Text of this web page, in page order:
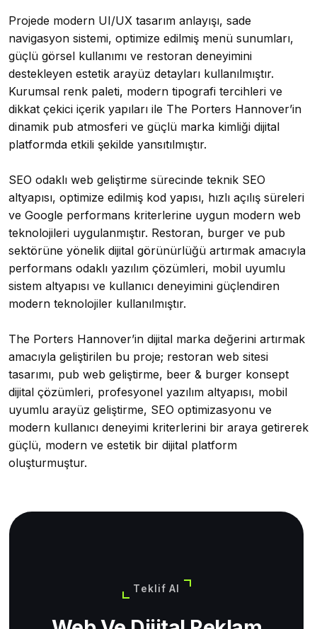
Projede modern UI/UX tasarım anlayışı, sade
navigasyon sistemi, optimize edilmiş menü sunumları,
güçlü görsel kullanımı ve restoran deneyimini
destekleyen estetik arayüz detayları kullanılmıştır.
Kurumsal renk paleti, modern tipografi tercihleri ve
dikkat çekici içerik yapıları ile The Porters Hannover’in
dinamik pub atmosferi ve güçlü marka kimliği dijital
platformda etkili şekilde yansıtılmıştır.
SEO odaklı web geliştirme sürecinde teknik SEO
altyapısı, optimize edilmiş kod yapısı, hızlı açılış süreleri
ve Google performans kriterlerine uygun modern web
teknolojileri uygulanmıştır. Restoran, burger ve pub
sektörüne yönelik dijital görünürlüğü artırmak amacıyla
performans odaklı yazılım çözümleri, mobil uyumlu
sistem altyapısı ve kullanıcı deneyimini güçlendiren
modern teknolojiler kullanılmıştır.
The Porters Hannover’in dijital marka değerini artırmak
amacıyla geliştirilen bu proje; restoran web sitesi
tasarımı, pub web geliştirme, beer & burger konsept
dijital çözümleri, profesyonel yazılım altyapısı, mobil
uyumlu arayüz geliştirme, SEO optimizasyonu ve
modern kullanıcı deneyimi kriterlerini bir araya getirerek
güçlü, modern ve estetik bir dijital platform
oluşturmuştur.
Teklif Al